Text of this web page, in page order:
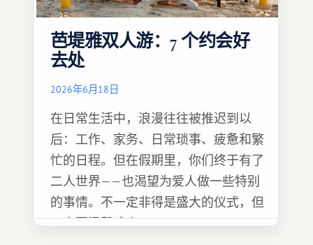
芭堤雅双人游：7 个约会好
去处
2026年6月18日
在日常生活中，浪漫往往被推迟到以
后：工作、家务、日常琐事、疲惫和繁
忙的日程。但在假期里，你们终于有了
二人世界——也渴望为爱人做一些特别
的事情。不一定非得是盛大的仪式，但
一定要温馨难忘 :)